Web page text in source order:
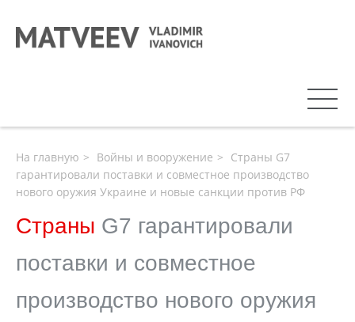
На главную Войны и вооружение
Страны G7
гарантировали поставки и совместное производство
нового оружия Украине и новые санкции против РФ
Страны G7 гарантировали
поставки и совместное
производство нового оружия